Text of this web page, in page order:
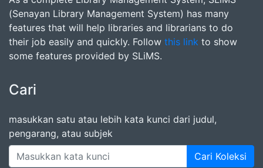
(Senayan Library Management System) has many
features that will help libraries and librarians to do
their job easily and quickly. Follow this link to show
some features provided by SLiMS.
Cari
masukkan satu atau lebih kata kunci dari judul,
pengarang, atau subjek
Cari Koleksi